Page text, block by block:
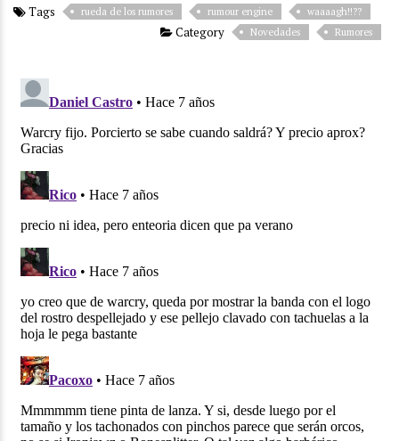
Tags rueda de los rumores rumour engine waaaagh!!??
Category Novedades Rumores